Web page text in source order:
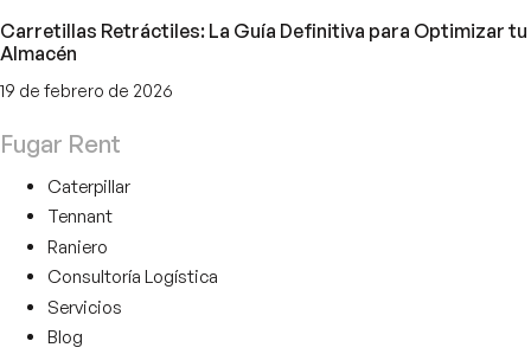
Carretillas Retráctiles: La Guía Definitiva para Optimizar tu
Almacén
19 de febrero de 2026
Fugar Rent
Caterpillar
Tennant
Raniero
Consultoría Logística
Servicios
Blog